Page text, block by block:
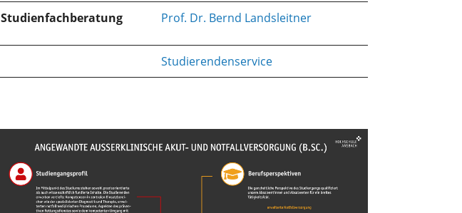
Studienfachberatung Prof. Dr. Bernd Landsleitner
Studierendenservice